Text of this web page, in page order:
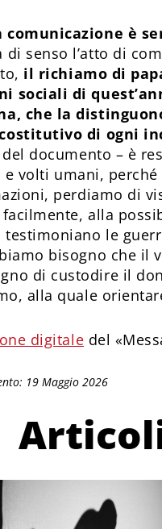
comunicazione è
di senso l’atto di
il richiamo di
sociali di
che la
di ogni
documento – è
e volti umani,
perdiamo di
alla
le
bisogno che il
di custodire il
alla quale
digitale del
19 Maggio 2026